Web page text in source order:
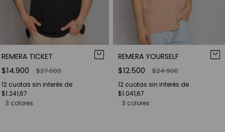
REMERA TICKET
$14.900 $27.000
12 cuotas sin interés de
$1.241,67
3 colores
REMERA YOURSELF
$12.500 $24.900
12 cuotas sin interés de
$1.041,67
3 colores